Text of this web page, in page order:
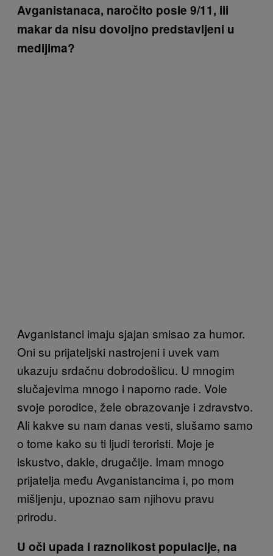
Avganistanaca, naročito posle 9/11, ili
makar da nisu dovoljno predstavljeni u
medijima?
Avganistanci imaju sjajan smisao za humor.
Oni su prijateljski nastrojeni i uvek vam
ukazuju srdačnu dobrodošlicu. U mnogim
slučajevima mnogo i naporno rade. Vole
svoje porodice, žele obrazovanje i zdravstvo.
Ali kakve su nam danas vesti, slušamo samo
o tome kako su ti ljudi teroristi. Moje je
iskustvo, dakle, drugačije. Imam mnogo
prijatelja među Avganistancima i, po mom
mišljenju, upoznao sam njihovu pravu
prirodu.
U oči upada i raznolikost populacije, na